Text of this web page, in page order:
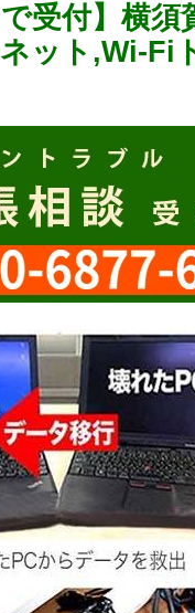
で受付】横
ット,Wi-Fi